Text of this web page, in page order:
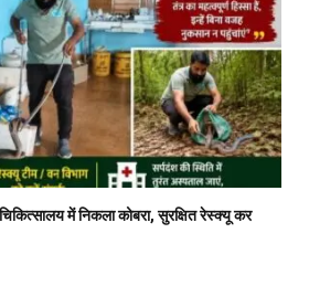
में निकला कोबरा, सुरक्षित रेस्क्यू कर